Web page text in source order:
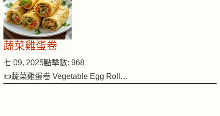
蔬菜雞蛋卷
七 09, 2025點擊數: 968
📜蔬菜雞蛋卷 Vegetable Egg Roll…